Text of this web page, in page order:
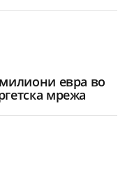
евра во
мрежа